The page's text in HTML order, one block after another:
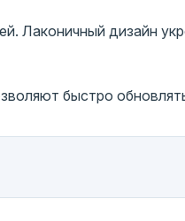
Лаконичный дизайн
быстро